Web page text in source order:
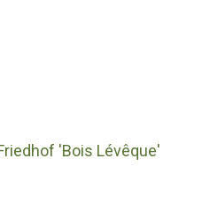
'Bois Lévêque'